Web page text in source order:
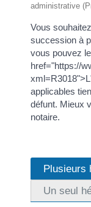
administrative
Vous
succession à
vous pouvez
href="https://
applicables
défunt. Mieux
notaire.
Plusieurs
Un seul